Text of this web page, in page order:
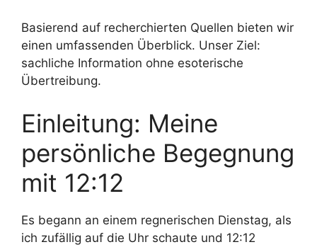
Basierend auf recherchierten Quellen bieten wir
einen umfassenden Überblick. Unser Ziel:
sachliche Information ohne esoterische
Übertreibung.
Einleitung: Meine
persönliche Begegnung
mit 12:12
Es begann an einem regnerischen Dienstag, als
ich zufällig auf die Uhr schaute und 12:12